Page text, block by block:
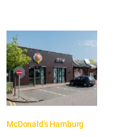
McDonald's Hamburg